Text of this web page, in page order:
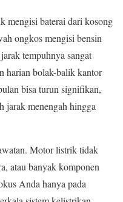
mengisi baterai dari kosong
ongkos mengisi bensin
tempuhnya sangat
harian bolak-balik kantor
bisa turun signifikan,
jarak menengah hingga
Motor listrik tidak
atau banyak komponen
Anda hanya pada